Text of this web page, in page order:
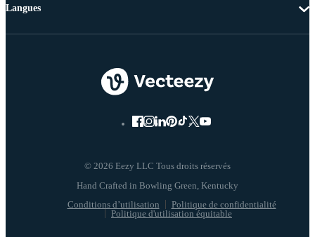
© 2026 Eezy LLC Tous droits réservés
Conditions d’utilisation
Politique de confidentialité
Politique d'utilisation équitable
Langues